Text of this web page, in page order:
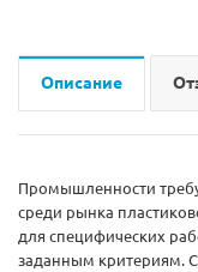
Описание
Промышленности
среди рынка
для специфических
заданным критериям.